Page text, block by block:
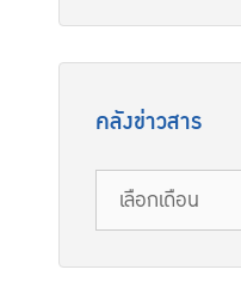
คลังข่าวสาร